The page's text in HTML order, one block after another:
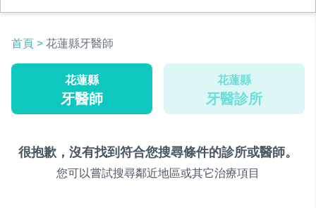
首頁 > 花蓮縣牙醫師
花蓮縣
牙醫師
花蓮縣
牙醫診所
很抱歉，沒有找到符合您搜尋條件的診所或醫師。
您可以嘗試搜尋鄰近地區或其它治療項目